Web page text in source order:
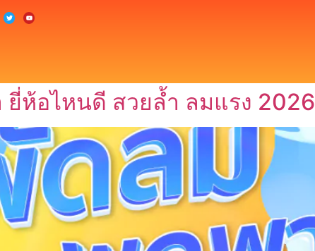
ห้อไหนดี สวยล้ำ ลมแรง 2026